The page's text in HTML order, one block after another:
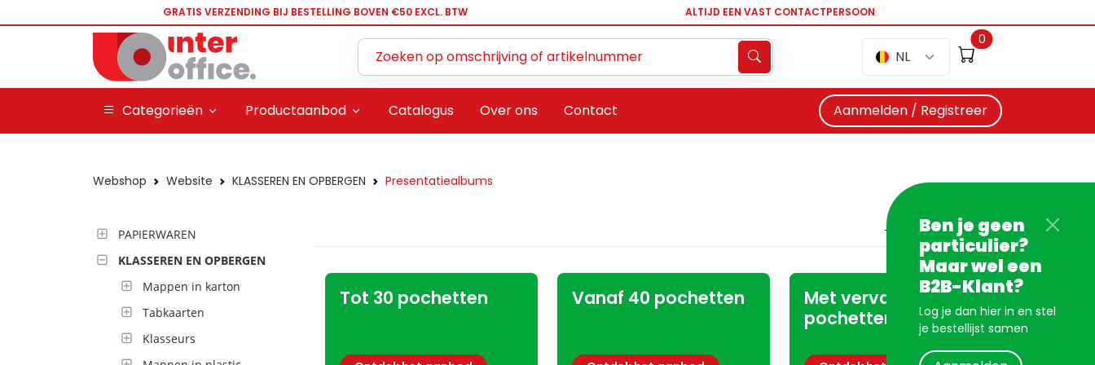
GRATIS VERZENDING BIJ BESTELLING BOVEN €50 EXCL. BTW ALTIJD EEN VAST CONTACTPERSOON
NL
0
Categorieën Productaanbod Catalogus Over ons Contact Aanmelden / Registreer
Ben je geen
particulier?
Maar wel een
B2B-Klant?
Log je dan hier in en stel
je bestellijst samen
Webshop Website KLASSEREN EN OPBERGEN Presentatiealbums
PAPIERWAREN
KLASSEREN EN OPBERGEN
Mappen in karton
Tabkaarten
Klasseurs
Tot 30 pochetten Vanaf 40 pochetten
Met vervangbare
pochetten